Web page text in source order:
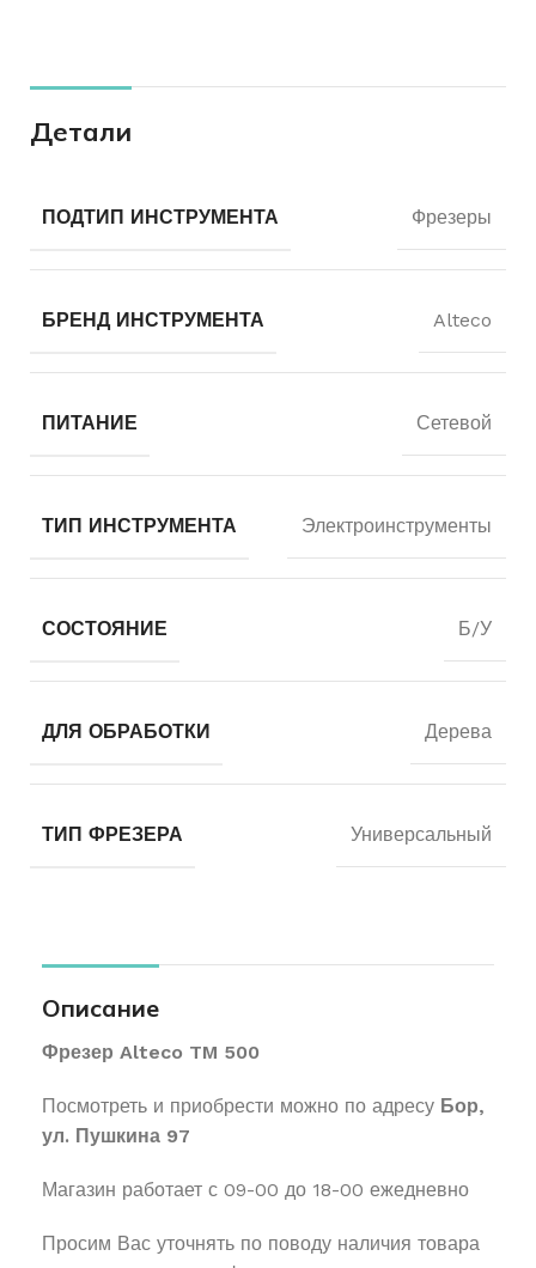
Детали
ПОДТИП ИНСТРУМЕНТА Фрезеры
БРЕНД ИНСТРУМЕНТА Alteco
ПИТАНИЕ Сетевой
ТИП ИНСТРУМЕНТА Электроинструменты
СОСТОЯНИЕ Б/У
ДЛЯ ОБРАБОТКИ Дерева
ТИП ФРЕЗЕРА Универсальный
Описание
Фрезер Alteco TM 500
Посмотреть и приобрести можно по адресу Бор,
ул. Пушкина 97
Магазин работает с 09-00 до 18-00 ежедневно
Просим Вас уточнять по поводу наличия товара